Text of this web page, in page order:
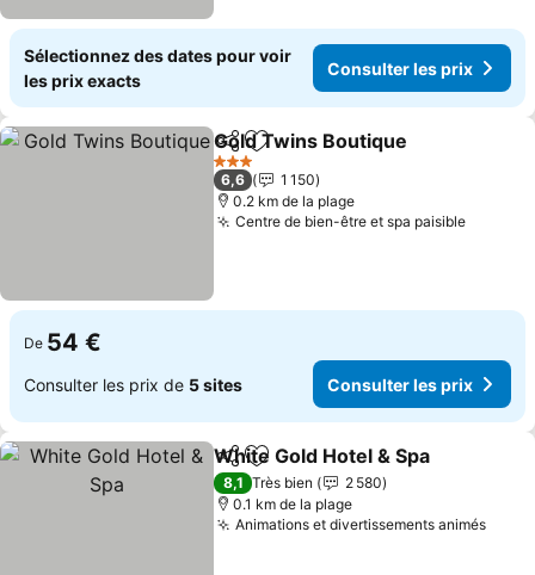
Sélectionnez des dates pour voir
les prix exacts
Consulter les prix
PartagerAjouter à mes favoris
Gold Twins Boutique
3 Étoiles
6,6
1 150
0.2 km de la plage
Centre de bien-être et spa paisible
De 54 €
Consulter les prix de 5 sites Consulter les prix
PartagerAjouter à mes favoris
White Gold Hotel & Spa
8,1 Très bien
2 580
0.1 km de la plage
Animations et divertissements animés